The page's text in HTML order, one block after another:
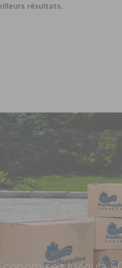
résultats.